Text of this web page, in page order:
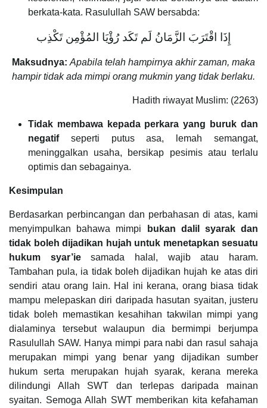
berkata-kata. Rasulullah SAW bersabda:
إِذَا اقْتَرَبَ الزَّمَانُ لَم تَكَد رُؤْيَا المُؤْمِن تَكْذِب
Maksudnya: Apabila telah hampirnya akhir zaman, maka
hampir tidak ada mimpi orang mukmin yang tidak berlaku.
Hadith riwayat Muslim: (2263)
Tidak membawa kepada perkara yang buruk dan
negatifseperti putus asa, lemah semangat,
meninggalkan usaha, bersikap pesimis atau terlalu
optimis dan sebagainya.
Kesimpulan
Berdasarkan perbincangan dan perbahasan di atas, kami
menyimpulkan bahawa mimpi
bukan dalil syarak dan
tidak boleh dijadikan hujah untuk menetapkan sesuatu
hukum syar’iesamada halal, wajib atau haram.
Tambahan pula, ia tidak boleh dijadikan hujah ke atas diri
sendiri atau orang lain. Hal ini kerana, orang biasa tidak
mampu melepaskan diri daripada hasutan syaitan, justeru
tidak boleh memastikan kesahihan takwilan mimpi yang
dialaminya tersebut walaupun dia bermimpi berjumpa
Rasulullah SAW. Hanya mimpi para nabi dan rasul sahaja
merupakan mimpi yang benar yang dijadikan sumber
hukum serta merupakan hujah syarak, kerana mereka
dilindungi Allah SWT dan terlepas daripada mainan
syaitan. Semoga Allah SWT memberikan kita kefahaman